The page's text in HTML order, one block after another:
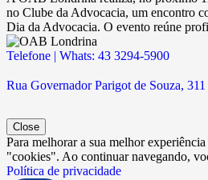
no Clube da Advocacia, um encontro
Dia da Advocacia. O evento reúne
Telefone | Whats: 43 3294-5900
Rua Governador Parigot de Souza,
Close
Para melhorar a sua melhor
"cookies". Ao continuar navegando,
Política de privacidade